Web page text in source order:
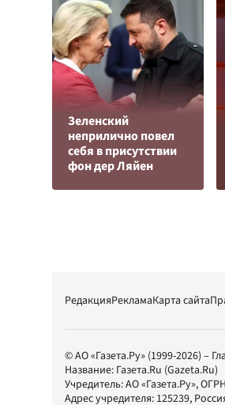
Зеленский
неприлично повел
cебя в присутствии
фон дер Ляйен
РедакцияРекламаКарта сайта
© АО «Газета.Ру» (1999-2026) –
Название: Газета.Ru (Gazeta.Ru)
Учредитель:АО «Газета.Ру»,
Адрес учредителя: 125239,